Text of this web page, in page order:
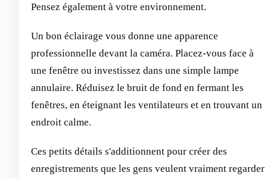
Pensez également à votre environnement.
Un bon éclairage vous donne une apparence
professionnelle devant la caméra. Placez-vous face à
une fenêtre ou investissez dans une simple lampe
annulaire. Réduisez le bruit de fond en fermant les
fenêtres, en éteignant les ventilateurs et en trouvant un
endroit calme.
Ces petits détails s'additionnent pour créer des
enregistrements que les gens veulent vraiment regarder